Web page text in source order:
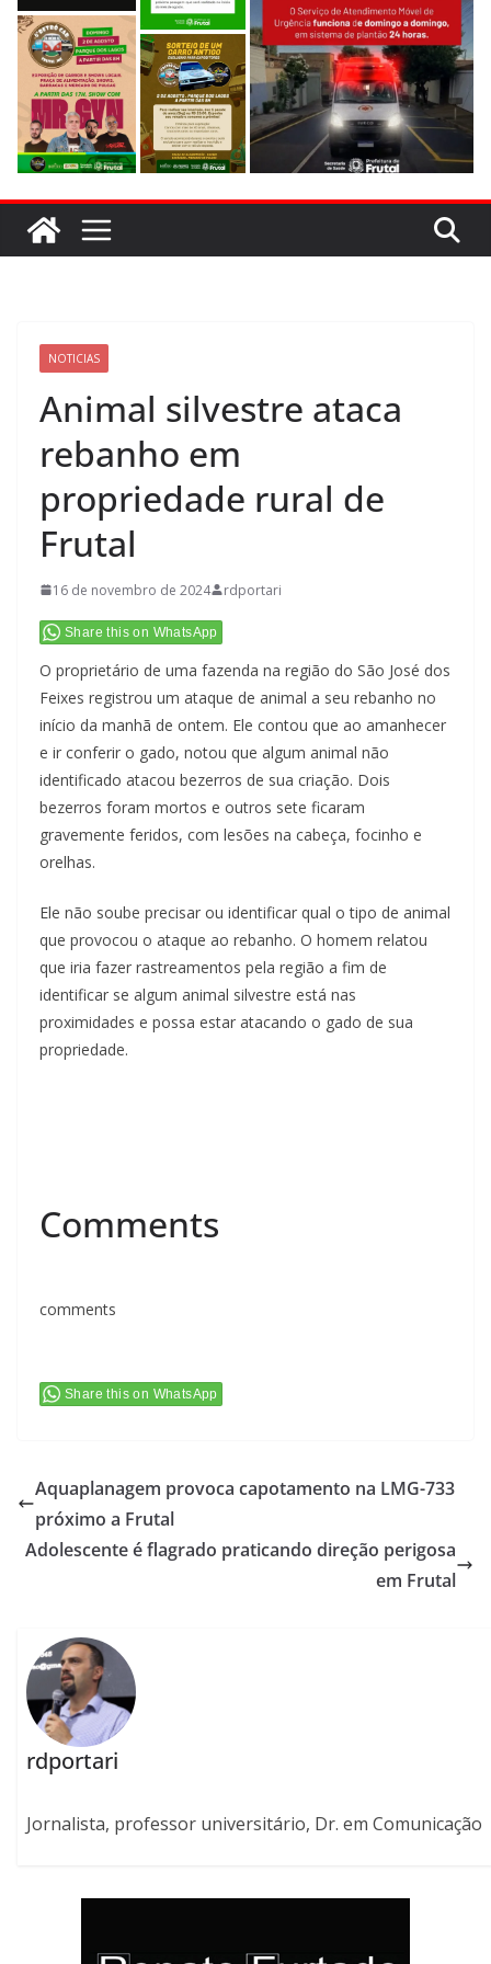
NOTICIAS
Animal silvestre ataca
rebanho em
propriedade rural de
Frutal
16 de novembro de 2024 rdportari
Share this on WhatsApp
O proprietário de uma fazenda na região do São José dos
Feixes registrou um ataque de animal a seu rebanho no
início da manhã de ontem. Ele contou que ao amanhecer
e ir conferir o gado, notou que algum animal não
identificado atacou bezerros de sua criação. Dois
bezerros foram mortos e outros sete ficaram
gravemente feridos, com lesões na cabeça, focinho e
orelhas.
Ele não soube precisar ou identificar qual o tipo de animal
que provocou o ataque ao rebanho. O homem relatou
que iria fazer rastreamentos pela região a fim de
identificar se algum animal silvestre está nas
proximidades e possa estar atacando o gado de sua
propriedade.
Comments
comments
Share this on WhatsApp
Aquaplanagem provoca capotamento na LMG-733
próximo a Frutal
Adolescente é flagrado praticando direção perigosa
em Frutal
rdportari
Jornalista, professor universitário, Dr. em Comunicação